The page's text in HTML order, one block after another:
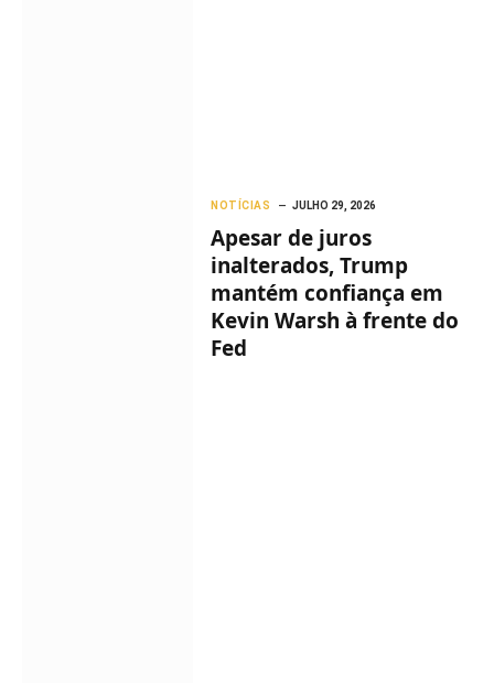
NOTÍCIAS JULHO 29, 2026
Apesar de juros
inalterados, Trump
mantém confiança em
Kevin Warsh à frente do
Fed